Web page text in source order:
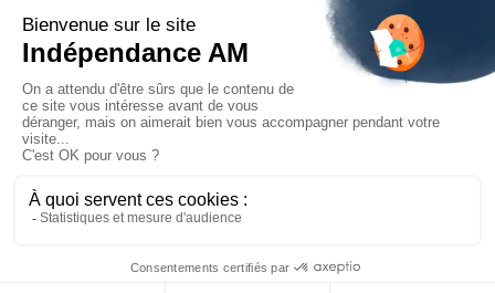
NUESTRA
VISIÓN
NUESTRO
BLOG
CONTÁCTENOS